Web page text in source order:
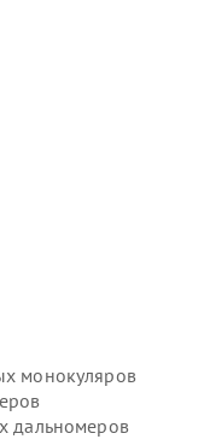
монокуляров
дальномеров